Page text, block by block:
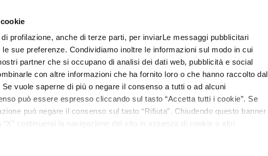
profilazione, anche di terze parti, per inviarLe messaggi pubblicitari
sue preferenze. Condividiamo inoltre le informazioni sul modo in cui
partner che si occupano di analisi dei dati web, pubblicità e social
con altre informazioni che ha fornito loro o che hanno raccolto dal
vuole saperne di più o negare il consenso a tutti o ad alcuni
può essere espresso cliccando sul tasto “Accetta tutti i cookie”. Se
può negare il consenso sul tasto “Rifiuta”. Chiudendo questo banner
“X” continuerai la navigazione del sito in assenza di cookie o altri
Linee Trattamenti Centri estetici Matis Paris Magazine